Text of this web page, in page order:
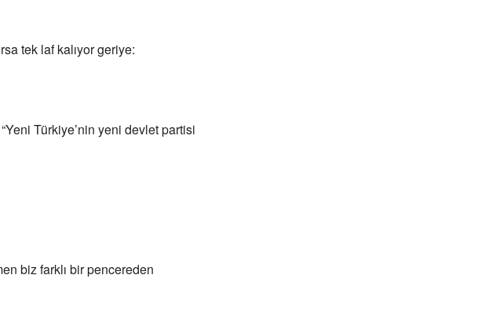
tek laf kalıyor geriye:
Türkiye’nin yeni devlet partisi
biz farklı bir pencereden